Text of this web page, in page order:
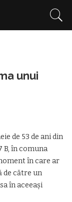
unui
de 53 de ani din
B, în comuna
în care ar
de către un
în aceeași